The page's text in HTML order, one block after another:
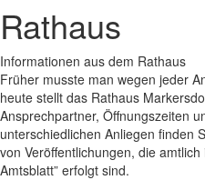
Rathaus
Informationen aus dem Rathaus
Früher musste man wegen jeder
heute stellt das Rathaus
Ansprechpartner, Öffnungszeiten
unterschiedlichen Anliegen finden
von Veröffentlichungen, die
Amtsblatt” erfolgt sind.